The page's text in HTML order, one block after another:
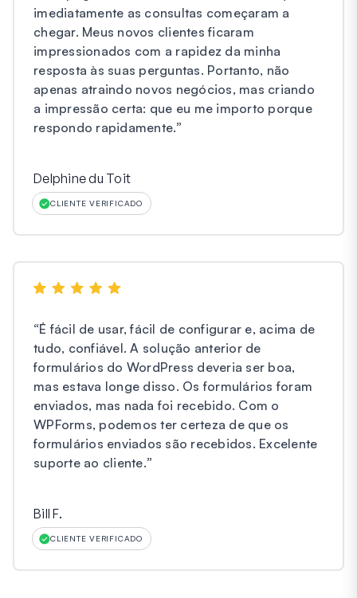
imediatamente as consultas começaram a
chegar. Meus novos clientes ficaram
impressionados com a rapidez da minha
resposta às suas perguntas. Portanto, não
apenas atraindo novos negócios, mas criando
a impressão certa: que eu me importo porque
respondo rapidamente.”
Delphine du Toit
CLIENTE VERIFICADO
“É fácil de usar, fácil de configurar e, acima de
tudo, confiável. A solução anterior de
formulários do WordPress deveria ser boa,
mas estava longe disso. Os formulários foram
enviados, mas nada foi recebido. Com o
WPForms, podemos ter certeza de que os
formulários enviados são recebidos. Excelente
suporte ao cliente.”
Bill F.
CLIENTE VERIFICADO